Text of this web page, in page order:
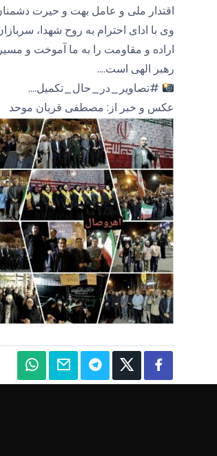
اقتدار ملی و عامل بهت و حیرت
وی با ادای احترام به روح شهدا،
اراده و مقاومت را به ما آموخت و
رهبر الهی است….
#تصاویر_در_حال_تکمیل….
عکس و خبر از: مصطفی قربان موحد